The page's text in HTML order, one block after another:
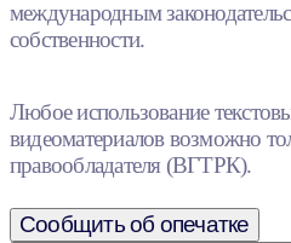
международным
собственности.
Любое использование
видеоматериалов возможно
правообладателя (ВГТРК).
Сообщить об опечатке